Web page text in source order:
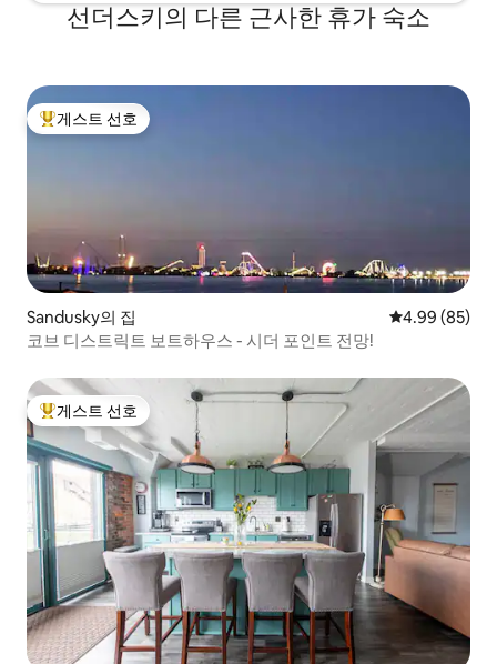
선더스키의 다른 근사한 휴가 숙소
상위 게스트 선호
게스트 선호
Sandusky의 집 평점 4.99점(5
4.99 (85)
코브 디스트릭트 보트하우스 - 시더 포인트 전망!
상위 게스트 선호
게스트 선호